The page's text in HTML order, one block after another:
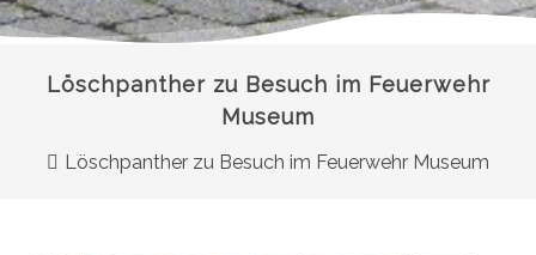
Löschpanther zu Besuch im Feuerwehr
Museum
Löschpanther zu Besuch im Feuerwehr Museum